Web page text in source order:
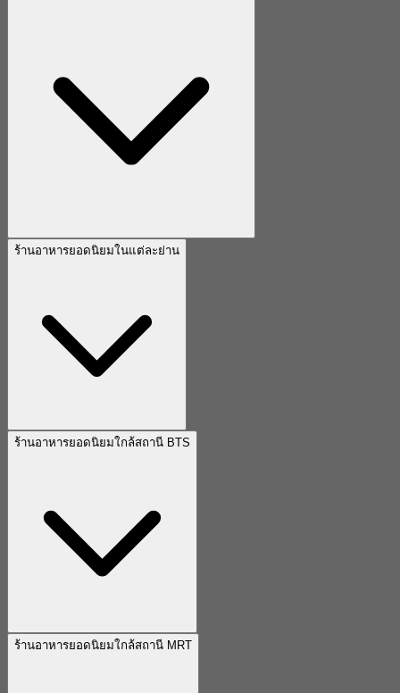
ร้านอาหารยอดนิยมในแต่ละย่าน
ร้านอาหารยอดนิยมใกล้สถานี BTS
ร้านอาหารยอดนิยมใกล้สถานี MRT